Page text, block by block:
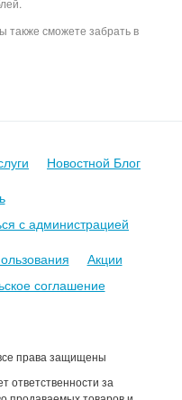
также сможете забрать в
права защищены
ответственности за
Новостной Блог
с администрацией
Акции
соглашение